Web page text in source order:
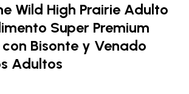
Wild High Prairie Adulto
Super Premium
con Bisonte y Venado
Adultos